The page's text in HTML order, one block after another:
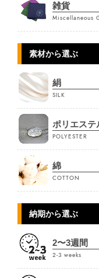
雑貨
Miscellaneous
素材から選ぶ
絹
SILK
ポリエステ
POLYESTER
綿
COTTON
納期から選ぶ
2〜3週間
2-3 weeks